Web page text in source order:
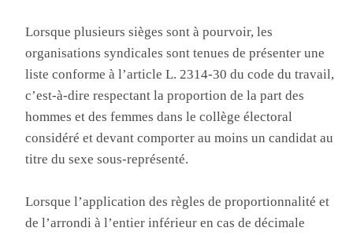
Lorsque plusieurs sièges sont à pourvoir, les
organisations syndicales sont tenues de présenter une
liste conforme à l’article L. 2314-30 du code du travail,
c’est-à-dire respectant la proportion de la part des
hommes et des femmes dans le collège électoral
considéré et devant comporter au moins un candidat au
titre du sexe sous-représenté.
Lorsque l’application des règles de proportionnalité et
de l’arrondi à l’entier inférieur en cas de décimale